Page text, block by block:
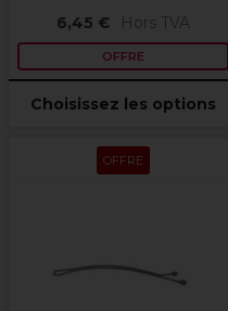
6,45 € Hors TVA
OFFRE
Choisissez les options
OFFRE